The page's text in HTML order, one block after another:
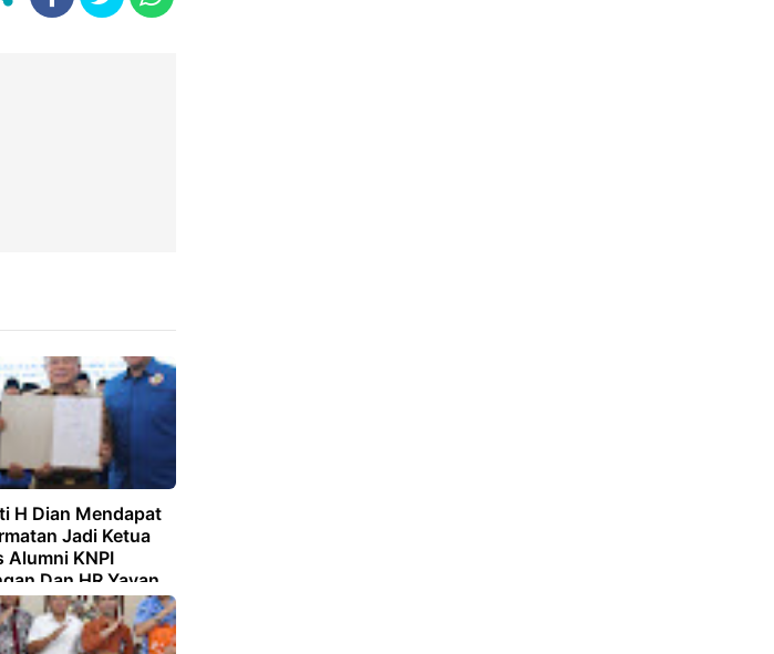
H Dian Mendapat
Jadi Ketua
Alumni KNPI
Dan HR Yayan
Sekretaris
Kehormatan